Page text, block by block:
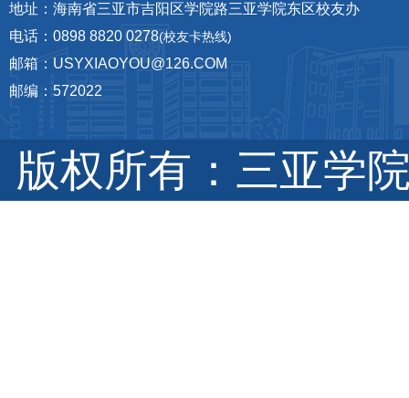
地址：海南省三亚市吉阳区学院路三亚学院东区校友办
电话：0898 8820 0278(校友卡热线)
邮箱：USYXIAOYOU@126.COM
邮编：572022
版权所有：三亚学